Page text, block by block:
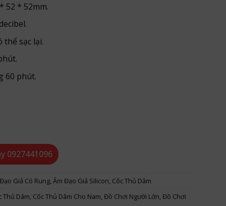
52 * 52mm.
thể sạc lại.
60 phút.
0927441096
Giả Có Rung, Âm Đạo Giả Silicon, Cốc Thủ Dâm
Thủ Dâm, Cốc Thủ Dâm Cho Nam, Đồ Chơi Người Lớn, Đồ Chơi